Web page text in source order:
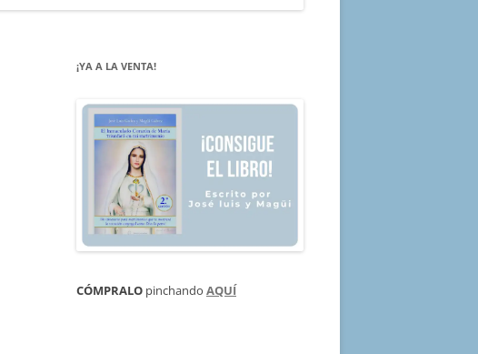
¡YA A LA VENTA!
CÓMPRALO pinchando AQUÍ